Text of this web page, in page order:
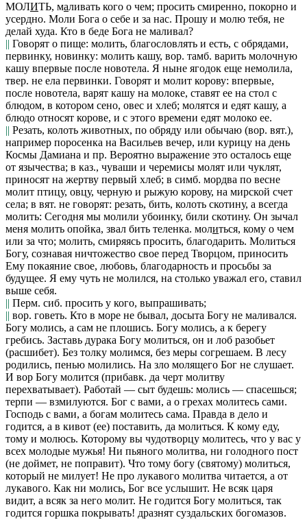
МОЛИТЬ, маливать кого о чем; просить смиренно, покорно и
усердно. Моли Бога о себе и за нас. Прошу и молю тебя, не
делай худа. Кто в беде Бога не маливал?
|| Говорят о пище: молить, благословлять и есть, с обрядами,
первинку, новинку: молить кашу, вор. тамб. варить молочную
кашу впервые после новотела. Я ныне ягодок еще немолила,
твер. не ела первинки. Говорят и молит корову: впервые,
после новотела, варят кашу на молоке, ставят ее на стол с
блюдом, в котором сено, овес и хлеб; молятся и едят кашу, а
блюдо относят корове, и с этого времени едят молоко ее.
|| Резать, колоть животных, по обряду или обычаю (вор. вят.),
например поросенка на Васильев вечер, или курицу на день
Космы Дамиана и пр. Вероятно выражение это осталось еще
от язычества; в каз., чуваши и черемисы молят или чуклят,
приносят на жертву первый хлеб; в симб. мордва по весне
молит птицу, овцу, черную и рыжую корову, на мирской счет
села; в вят. не говорят: резать, бить, колоть скотину, а всегда
молить: Сегодня мы молили убоинку, били скотину. Он зычал
меня молить опойка, звал бить теленка. молиться, кому о чем
или за что; молить, смиряясь просить, благодарить. Молиться
Богу, сознавая ничтожество свое перед Творцом, приносить
Ему покаяние свое, любовь, благодарность и просьбы за
будущее. Я ему чуть не молился, на столько уважал его, ставил
выше себя.
|| Перм. сиб. просить у кого, выпрашивать;
|| вор. говеть. Кто в море не бывал, досыта Богу не маливался.
Богу молись, а сам не плошись. Богу молись, а к берегу
гребись. Заставь дурака Богу молиться, он и лоб разобьет
(расшибет). Без толку молимся, без меры согрешаем. В лесу
родились, пенью молились. На зло молящего Бог не слушает.
И вор Богу молится (прибавк. да черт молитву
перехватывает). Работай — сыт будешь: молись — спасешься;
терпи — взмилуются. Бог с вами, а о грехах молитесь сами.
Господь с вами, а богам молитесь сама. Правда в дело и
годится, а в кивот (ее) поставить, да молиться. К кому еду,
тому и молюсь. Которому вы чудотворцу молитесь, что у вас у
всех молодые мужья! Ни пьяного молитва, ни голодного пост
(не доймет, не поправит). Что тому богу (святому) молиться,
который не милует! Не про лукавого молитва читается, а от
лукавого. Как ни молись, Бог все услышит. Не всяк царя
видит, а всяк за него молит. Не годится Богу молиться, так
годится горшка покрывать! дразнят суздальских богомазов.